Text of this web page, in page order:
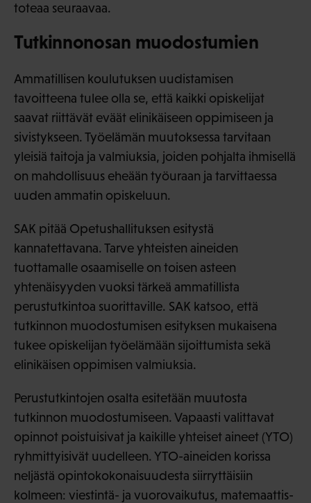
toteaa seuraavaa.
Tutkinnonosan muodostumien
Ammatillisen koulutuksen uudistamisen
tavoitteena tulee olla se, että kaikki opiskelijat
saavat riittävät eväät elinikäiseen oppimiseen ja
sivistykseen. Työelämän muutoksessa tarvitaan
yleisiä taitoja ja valmiuksia, joiden pohjalta ihmisellä
on mahdollisuus eheään työuraan ja tarvittaessa
uuden ammatin opiskeluun.
SAK pitää Opetushallituksen esitystä
kannatettavana. Tarve yhteisten aineiden
tuottamalle osaamiselle on toisen asteen
yhtenäisyyden vuoksi tärkeä ammatillista
perustutkintoa suorittaville. SAK katsoo, että
tutkinnon muodostumisen esityksen mukaisena
tukee opiskelijan työelämään sijoittumista sekä
elinikäisen oppimisen valmiuksia.
Perustutkintojen osalta esitetään muutosta
tutkinnon muodostumiseen. Vapaasti valittavat
opinnot poistuisivat ja kaikille yhteiset aineet (YTO)
ryhmittyisivät uudelleen. YTO-aineiden korissa
neljästä opintokokonaisuudesta siirryttäisiin
kolmeen: viestintä- ja vuorovaikutus, matemaattis-